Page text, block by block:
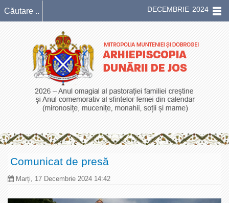
DECEMBRIE 2024
Comunicat de presă
Marți, 17 Decembrie 2024 14:42